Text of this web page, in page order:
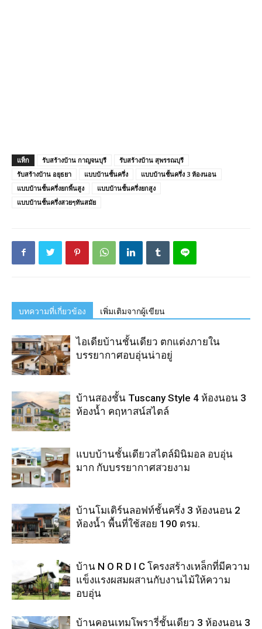
แท็ก รับสร้างบ้าน กาญจนบุรี
รับสร้างบ้าน สุพรรณบุรี
รับสร้างบ้าน อยุธยา
แบบบ้านชั้นครึ่ง
แบบบ้านชั้นครึ่ง 3 ห้องนอน
แบบบ้านชั้นครึ่งยกพื้นสูง
แบบบ้านชั้นครึ่งยกสูง
แบบบ้านชั้นครึ่งสวยๆทันสมัย
บทความที่เกี่ยวข้อง เพิ่มเติมจากผู้เขียน
ไอเดียบ้านชั้นเดียว ตกแต่งภายใน
บรรยากาศอบอุ่นน่าอยู่
บ้านสองชั้น Tuscany Style 4 ห้องนอน 3
ห้องน้ำ คฤหาสน์สไตล์
แบบบ้านชั้นเดียวสไตล์มินิมอล อบอุ่น
มาก กับบรรยากาศสวยงาม
บ้านโมเดิร์นลอฟท์ชั้นครึ่ง 3 ห้องนอน 2
ห้องน้ำ พื้นที่ใช้สอย 190 ตรม.
บ้าน N O R D I C โครงสร้างเหล็กที่มีความ
แข็งแรงผสมผสานกับงานไม้ให้ความ
อบอุ่น
บ้านคอนเทมโพรารี่ชั้นเดียว 3 ห้องนอน 3